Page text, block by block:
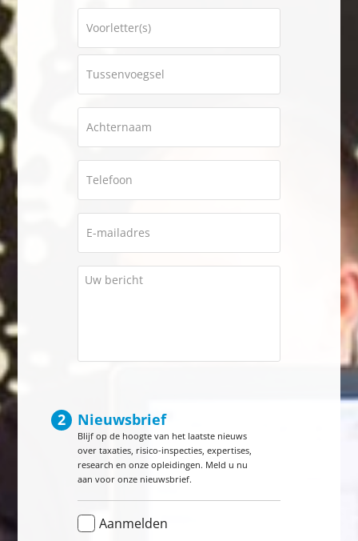
mailadres *
Uw
bericht
Nieuwsbrief
Blijf op de hoogte van het laatste nieuws
over taxaties, risico-inspecties, expertises,
research en onze opleidingen. Meld u nu
aan voor onze nieuwsbrief.
Nieuwsbrief
Aanmelden